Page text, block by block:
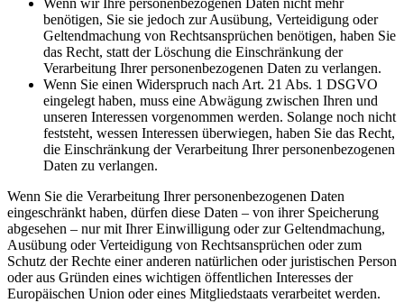
Wenn wir Ihre personenbezogenen Daten nicht mehr
benötigen, Sie sie jedoch zur Ausübung, Verteidigung oder
Geltendmachung von Rechtsansprüchen benötigen, haben Sie
das Recht, statt der Löschung die Einschränkung der
Verarbeitung Ihrer personenbezogenen Daten zu verlangen.
Wenn Sie einen Widerspruch nach Art. 21 Abs. 1 DSGVO
eingelegt haben, muss eine Abwägung zwischen Ihren und
unseren Interessen vorgenommen werden. Solange noch nicht
feststeht, wessen Interessen überwiegen, haben Sie das Recht,
die Einschränkung der Verarbeitung Ihrer personenbezogenen
Daten zu verlangen.
Wenn Sie die Verarbeitung Ihrer personenbezogenen Daten
eingeschränkt haben, dürfen diese Daten – von ihrer Speicherung
abgesehen – nur mit Ihrer Einwilligung oder zur Geltendmachung,
Ausübung oder Verteidigung von Rechtsansprüchen oder zum
Schutz der Rechte einer anderen natürlichen oder juristischen Person
oder aus Gründen eines wichtigen öffentlichen Interesses der
Europäischen Union oder eines Mitgliedstaats verarbeitet werden.